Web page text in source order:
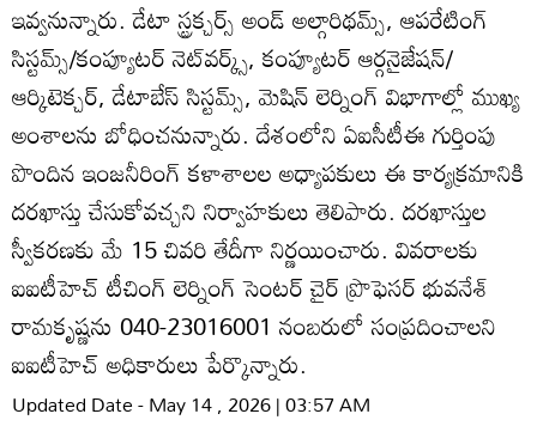
ఇవ్వనున్నారు. డేటా స్ట్రక్చర్స్‌ అండ్‌ అల్గారిథమ్స్‌, ఆపరేటింగ్‌
సిస్టమ్స్‌/కంప్యూటర్‌ నెట్‌వర్క్స్‌, కంప్యూటర్‌ ఆర్గనైజేషన్‌/
ఆర్కిటెక్చర్‌, డేటాబేస్‌ సిస్టమ్స్‌, మెషిన్‌ లెర్నింగ్‌ విభాగాల్లో ముఖ్య
అంశాలను బోధించనున్నారు. దేశంలోని ఏఐసీటీఈ గుర్తింపు
పొందిన ఇంజనీరింగ్‌ కళాశాలల అధ్యాపకులు ఈ కార్యక్రమానికి
దరఖాస్తు చేసుకోవచ్చని నిర్వాహకులు తెలిపారు. దరఖాస్తుల
స్వీకరణకు మే 15 చివరి తేదీగా నిర్ణయించారు. వివరాలకు
ఐఐటీహెచ్‌ టీచింగ్‌ లెర్నింగ్‌ సెంటర్‌ చైర్‌ ప్రొఫెసర్‌ భువనేశ్‌
రామకృష్ణను 040-23016001 నంబరులో సంప్రదించాలని
ఐఐటీహెచ్‌ అధికారులు పేర్కొన్నారు.
Updated Date - May 14 , 2026 | 03:57 AM